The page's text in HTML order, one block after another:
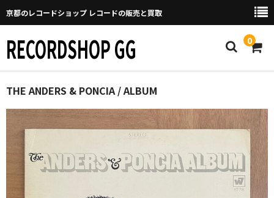
京都のレコードショップ レコードの販売と買取
RECORDSHOP GG 0
Home
マイページ
GGについて
買取について
取り置きなどについて
THE ANDERS & PONCIA / ALBUM